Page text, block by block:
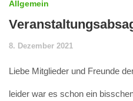
Allgemein
8. Dezember 2021
Liebe Mitglieder und Freunde
leider war es schon ein